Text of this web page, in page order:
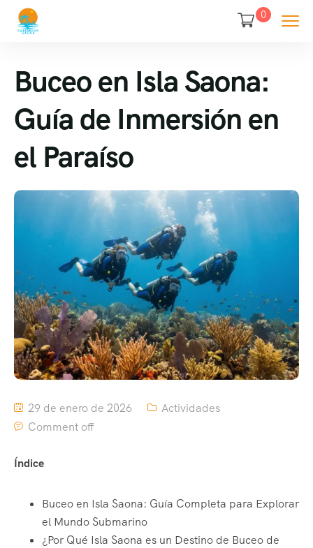
0
Buceo en Isla Saona:
Guía de Inmersión en
el Paraíso
29 de enero de 2026
Actividades
Comment off
Índice
Buceo en Isla Saona: Guía Completa para Explorar
el Mundo Submarino
¿Por Qué Isla Saona es un Destino de Buceo de